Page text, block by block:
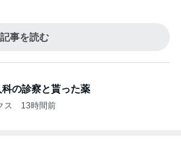
記事を読む
の診察と貰った薬
ス 13時間前